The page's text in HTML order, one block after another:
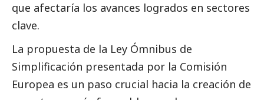
que afectaría los avances logrados en sectores
clave.
La propuesta de la Ley Ómnibus de
Simplificación presentada por la Comisión
Europea es un paso crucial hacia la creación de